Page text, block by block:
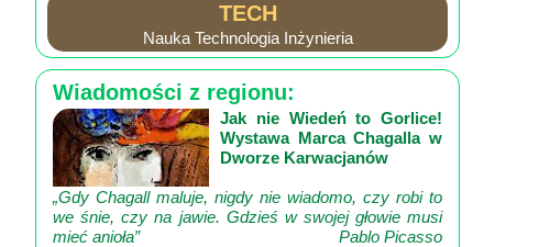
TECH
Nauka Technologia Inżynieria
Wiadomości z regionu:
Jak nie Wiedeń to Gorlice!
Wystawa Marca Chagalla w
Dworze Karwacjanów
„Gdy Chagall maluje, nigdy nie wiadomo, czy robi to
we śnie, czy na jawie. Gdzieś w swojej głowie musi
mieć anioła”
Pablo Picasso